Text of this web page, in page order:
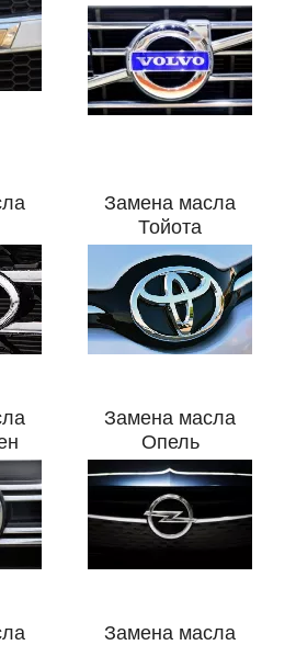
Замена масла
Тойота
Замена масла
Опель
Замена масла
Далее
ОК